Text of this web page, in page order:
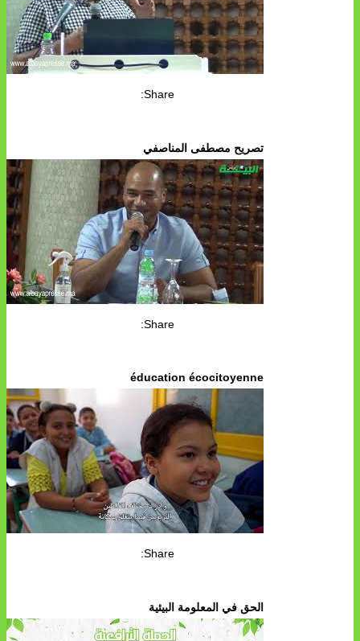
Share:
تصريح مصطفى المناصفي
Share:
éducation écocitoyenne
Share:
الحق في المعلومة البيئية